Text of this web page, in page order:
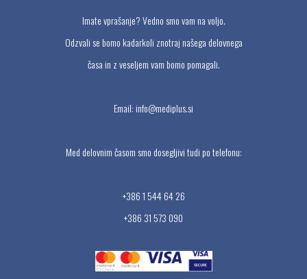
Imate vprašanje? Vedno smo vam na voljo.
Odzvali se bomo kadarkoli znotraj našega delovnega
časa in z veseljem vam bomo pomagali.
Email: info@mediplus.si
Med delovnim časom smo dosegljivi tudi po telefonu:
+386 1 544 64 26
+386 31 573 090